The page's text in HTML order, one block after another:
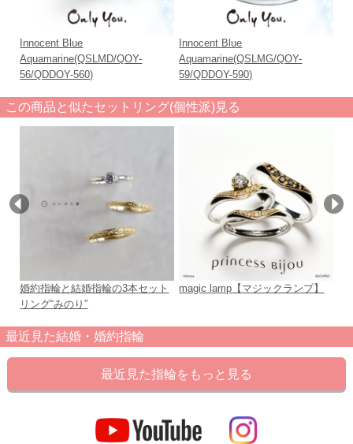
Innocent Blue
Aquamarine(QSLMD/QOY-
56/QDDOY-560)
Innocent Blue
Aquamarine(QSLMG/QOY-
59/QDDOY-590)
この商品と似たセットリング(個性派)見る
婚約指輪と結婚指輪の3本セット
リング“みのり”
magic lamp【マジックランプ】
最近見た結婚・婚約指輪
最近見た指輪をもっと見る